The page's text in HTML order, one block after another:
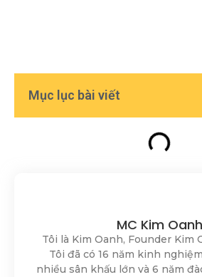
Mục lục bài viết
MC Kim Oanh
Tôi là Kim Oanh, Founder Kim
Tôi đã có 16 năm kinh
nhiều sân khấu lớn và 6 năm